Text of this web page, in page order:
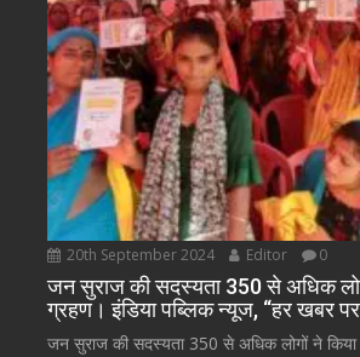
20th September 2024 Editor 0
जन सुराज की सदस्यता 350 से अधिक
ग्रहण। इंडिया पब्लिक न्यूज, “हर खबर
जन सुराज की सदस्यता 350 से अधिक लोगों ने किया